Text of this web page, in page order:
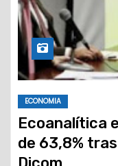
ECONOMIA
Ecoanalítica
de 63,8%